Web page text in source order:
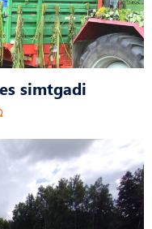
simtgadi